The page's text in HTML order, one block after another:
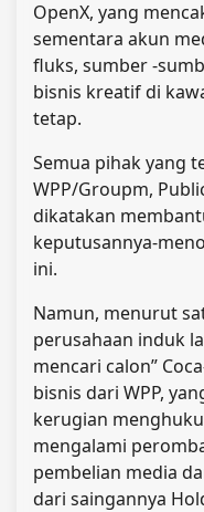
OpenX, yang
sementara akun
fluks, sumber -
bisnis kreatif di
tetap.
Semua pihak yang
WPP/Groupm,
dikatakan
keputusannya-
ini.
Namun, menurut
perusahaan induk
mencari calon”
bisnis dari WPP,
kerugian
mengalami
pembelian media
dari saingannya